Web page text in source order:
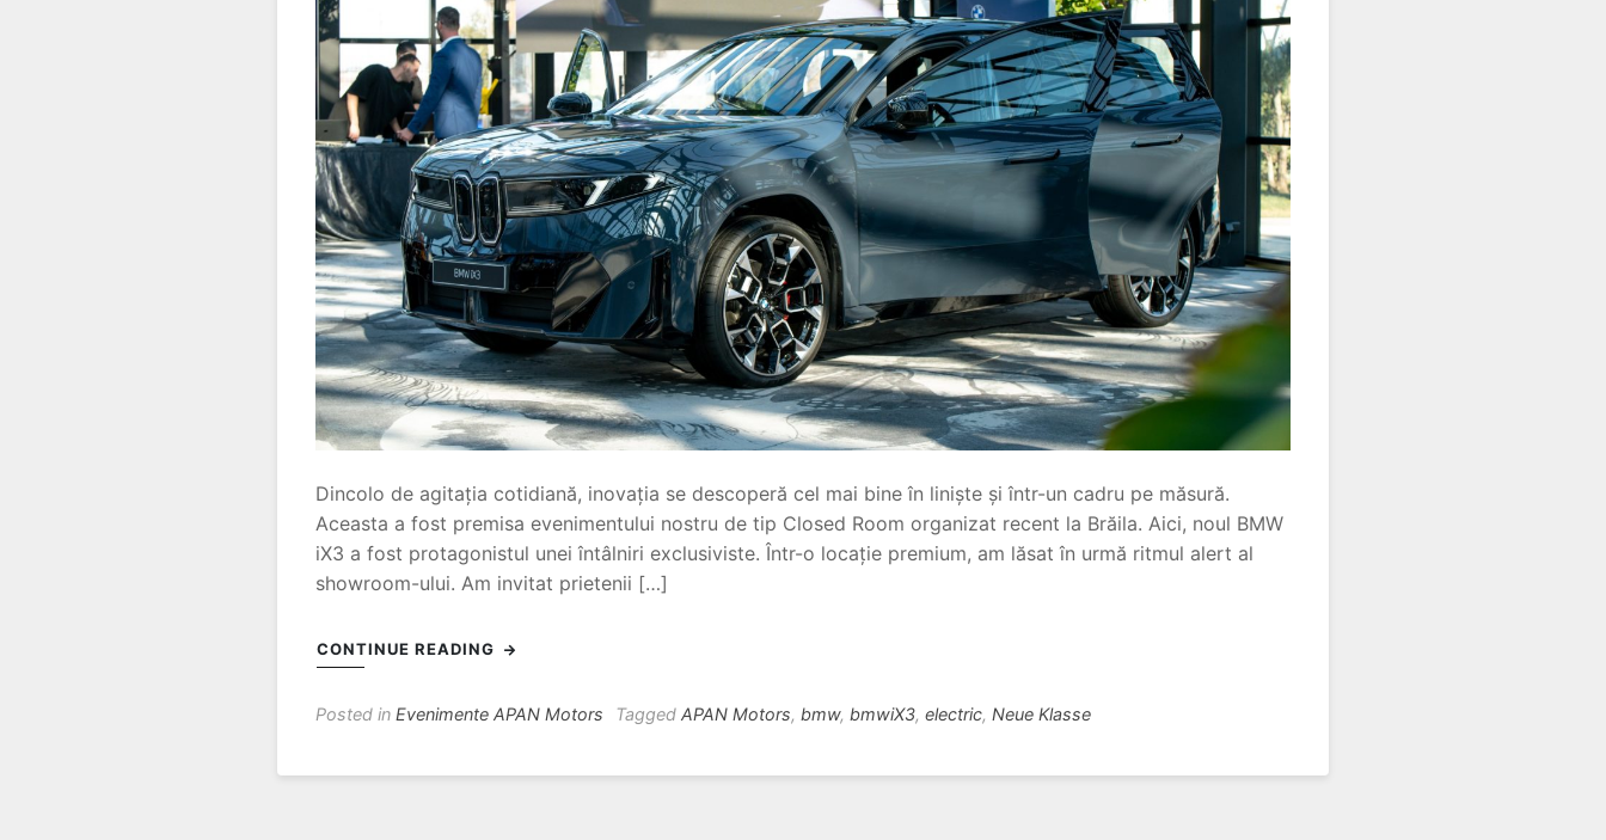
Dincolo de agitația cotidiană, inovația se descoperă cel mai bine în liniște și într-un cadru pe măsură.
Aceasta a fost premisa evenimentului nostru de tip Closed Room organizat recent la Brăila. Aici, noul BMW
iX3 a fost protagonistul unei întâlniri exclusiviste. Într-o locație premium, am lăsat în urmă ritmul alert al
showroom-ului. Am invitat prietenii […]
CONTINUE READING
Posted in Evenimente APAN Motors Tagged APAN Motors, bmw, bmwiX3, electric, Neue Klasse